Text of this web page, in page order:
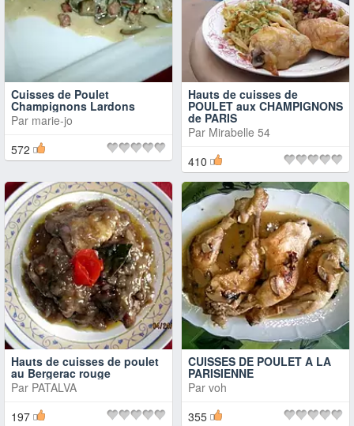
Cuisses de Poulet
Champignons Lardons
Par marie-jo
572
Hauts de cuisses de
POULET aux CHAMPIGNONS
de PARIS
Par Mirabelle 54
410
Hauts de cuisses de poulet
au Bergerac rouge
Par PATALVA
197
CUISSES DE POULET A LA
PARISIENNE
Par voh
355